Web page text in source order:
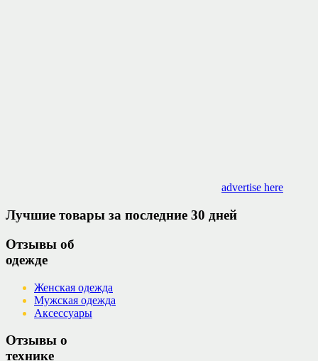
advertise here
Лучшие товары за последние 30 дней
Отзывы об
одежде
Женская одежда
Мужская одежда
Аксессуары
Отзывы о
технике